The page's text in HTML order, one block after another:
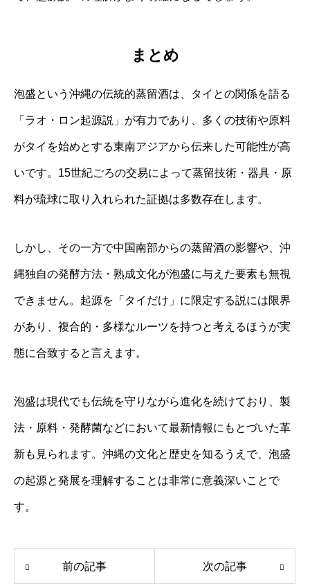
まとめ
泡盛という沖縄の伝統的蒸留酒は、タイとの関係を語る
「ラオ・ロン起源説」が有力であり、多くの技術や原料
がタイを始めとする東南アジアから伝来した可能性が高
いです。15世紀ごろの交易によって蒸留技術・器具・原
料が琉球に取り入れられた証拠は多数存在します。
しかし、その一方で中国南部からの蒸留酒の影響や、沖
縄独自の発酵方法・熟成文化が泡盛に与えた要素も無視
できません。起源を「タイだけ」に限定する説には限界
があり、複合的・多様なルーツを持つと考えるほうが実
態に合致すると言えます。
泡盛は現代でも伝統を守りながら進化を続けており、製
法・原料・発酵菌などにおいて最新情報にもとづいた革
新も見られます。沖縄の文化と歴史を知るうえで、泡盛
の起源と発展を理解することは非常に意義深いことで
す。
前の記事 次の記事